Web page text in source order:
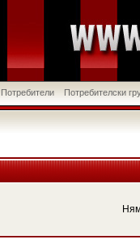
Потребители Потребителски